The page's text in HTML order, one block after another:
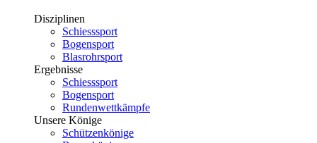
Disziplinen
Schiesssport
Bogensport
Blasrohrsport
Ergebnisse
Schiesssport
Bogensport
Rundenwettkämpfe
Unsere Könige
Schützenkönige